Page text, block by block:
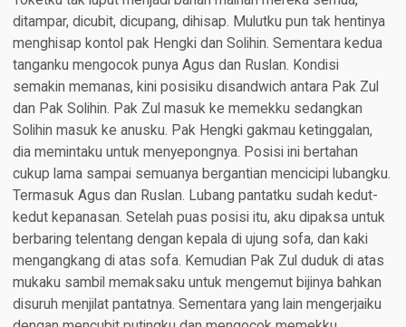
ditampar, dicubit, dicupang, dihisap. Mulutku pun tak hentinya
menghisap kontol pak Hengki dan Solihin. Sementara kedua
tanganku mengocok punya Agus dan Ruslan. Kondisi
semakin memanas, kini posisiku disandwich antara Pak Zul
dan Pak Solihin. Pak Zul masuk ke memekku sedangkan
Solihin masuk ke anusku. Pak Hengki gakmau ketinggalan,
dia memintaku untuk menyepongnya. Posisi ini bertahan
cukup lama sampai semuanya bergantian mencicipi lubangku.
Termasuk Agus dan Ruslan. Lubang pantatku sudah kedut-
kedut kepanasan. Setelah puas posisi itu, aku dipaksa untuk
berbaring telentang dengan kepala di ujung sofa, dan kaki
mengangkang di atas sofa. Kemudian Pak Zul duduk di atas
mukaku sambil memaksaku untuk mengemut bijinya bahkan
disuruh menjilat pantatnya. Sementara yang lain mengerjaiku